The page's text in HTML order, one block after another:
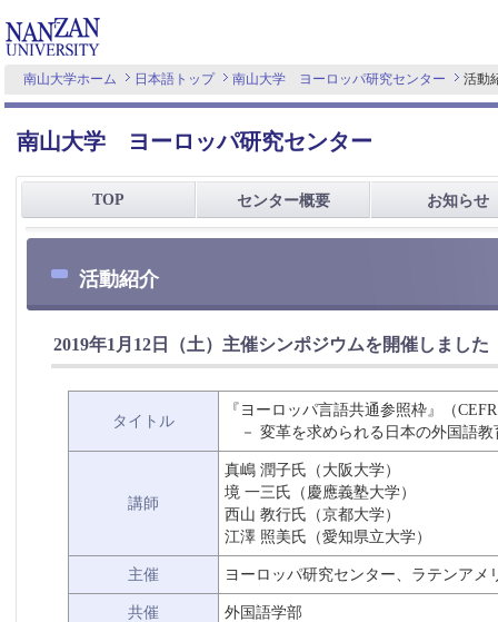
南山大学ホーム 日本語トップ 南山大学 ヨーロッパ研究センター 活動
南山大学 ヨーロッパ研究センター
TOP センター概要 お知らせ
活動紹介
2019年1月12日（土）主催シンポジウムを開催しました
タイトル
『ヨーロッパ言語共通参照枠』（
－ 変革を求められる日本の外国語教
講師
真嶋 潤子氏（大阪大学）
境 一三氏（慶應義塾大学）
西山 教行氏（京都大学）
江澤 照美氏（愛知県立大学）
主催 ヨーロッパ研究センター、ラテンアメ
共催 外国語学部